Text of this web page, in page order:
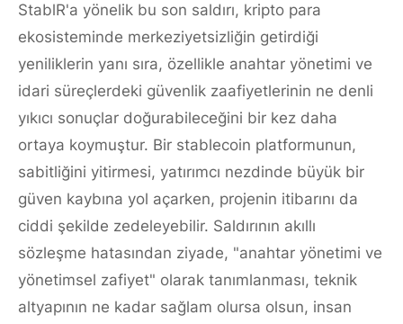
StablR'a yönelik bu son saldırı, kripto para
ekosisteminde merkeziyetsizliğin getirdiği
yeniliklerin yanı sıra, özellikle anahtar yönetimi ve
idari süreçlerdeki güvenlik zaafiyetlerinin ne denli
yıkıcı sonuçlar doğurabileceğini bir kez daha
ortaya koymuştur. Bir stablecoin platformunun,
sabitliğini yitirmesi, yatırımcı nezdinde büyük bir
güven kaybına yol açarken, projenin itibarını da
ciddi şekilde zedeleyebilir. Saldırının akıllı
sözleşme hatasından ziyade, "anahtar yönetimi ve
yönetimsel zafiyet" olarak tanımlanması, teknik
altyapının ne kadar sağlam olursa olsun, insan